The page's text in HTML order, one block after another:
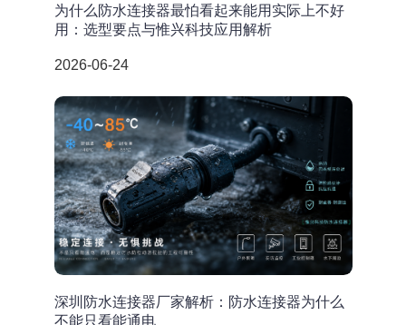
为什么防水连接器最怕看起来能用实际上不好
用：选型要点与惟兴科技应用解析
2026-06-24
深圳防水连接器厂家解析：防水连接器为什么
不能只看能通电